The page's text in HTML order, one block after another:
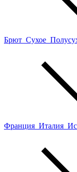
Брют Сухое
Франция Италия